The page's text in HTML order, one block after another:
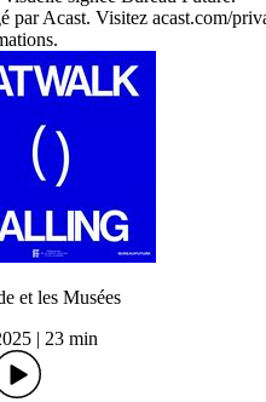
par Acast. Visitez acast.com/
et les Musées
23 min